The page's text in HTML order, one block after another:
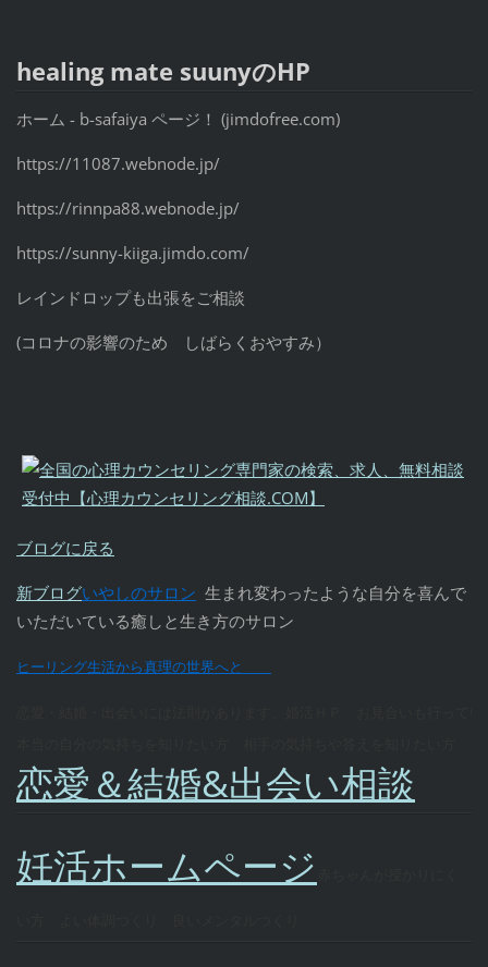
healing mate suunyのHP
ホーム - b-safaiya ページ！ (jimdofree.com)
https://11087.webnode.jp/
https://rinnpa88.webnode.jp/
https://sunny-kiiga.jimdo.com/
レインドロップも出張をご相談
(コロナの影響のため しばらくおやすみ）
ブログに戻る
新ブログいやしのサロン 生まれ変わったような自分を喜んで
いただいている癒しと生き方のサロン
ヒーリング生活から真理の世界へと
恋愛＆結婚&出会い相談
妊活ホームページ